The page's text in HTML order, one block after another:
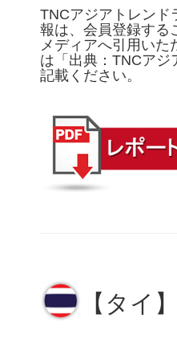
TNCアジアトレンド
報は、会員登録する
メディアへ引用いた
は「出典：TNCアジ
記載ください。
【タイ】